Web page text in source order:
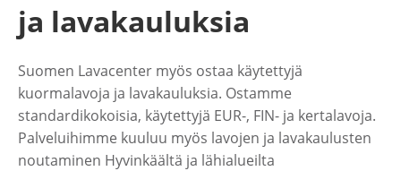
ja lavakauluksia
Suomen Lavacenter myös ostaa käytettyjä
kuormalavoja ja lavakauluksia. Ostamme
standardikokoisia, käytettyjä EUR-, FIN- ja kertalavoja.
Palveluihimme kuuluu myös lavojen ja lavakaulusten
noutaminen Hyvinkäältä ja lähialueilta